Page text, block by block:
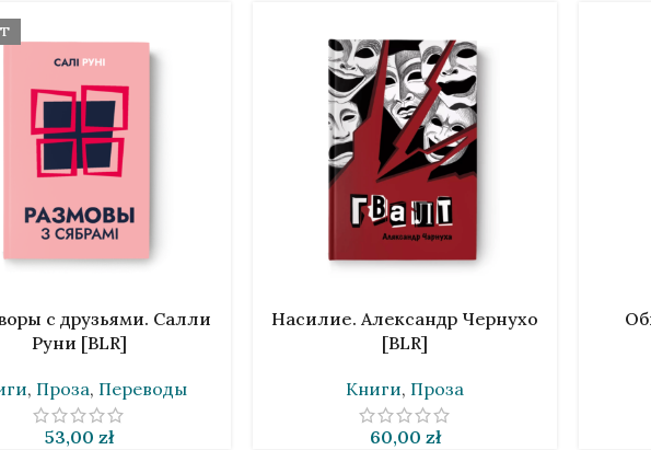
с друзьями. Салли
Руни [BLR]
, Проза, Переводы
53,00 zł
В КОРЗИНУ
Насилие. Александр Чернухо
[BLR]
Книги, Проза
60,00 zł
В